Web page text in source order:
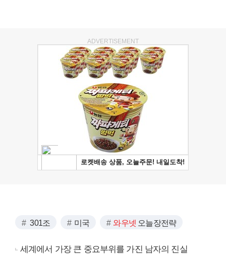
ADVERTISEMENT
301조 미국 와우넷 오늘장전략
세계에서 가장 큰 중요부위를 가진 남자의 진실